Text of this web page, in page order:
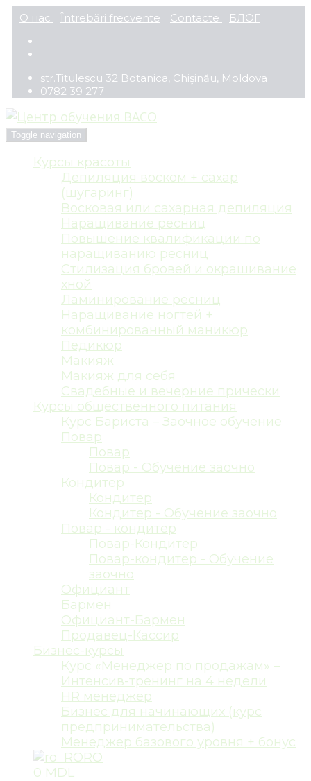
О нас Întrebări frecvente Contacte БЛОГ
str.Titulescu 32 Botanica, Chişinău, Moldova
0782 39 277
Toggle navigation
Курсы красоты
Депиляция воском + сахар
(шугаринг)
Восковая или сахарная депиляция
Наращивание ресниц
Повышение квалификации по
наращиванию ресниц
Стилизация бровей и окрашивание
хной
Ламинирование ресниц
Наращивание ногтей +
комбинированный маникюр
Педикюр
Макияж
Макияж для себя
Свадебные и вечерние прически
Курсы общественного питания
Курс Бариста – Заочное обучение
Повар
Повар
Повар - Обучение заочно
Кондитер
Кондитер
Кондитер - Обучение заочно
Повар - кондитер
Повар-Кондитер
Повар-кондитер - Обучение
заочно
Официант
Бармен
Официант-Бармен
Продавец-Кассир
Бизнес-курсы
Курс «Менеджер по продажам» –
Интенсив-тренинг на 4 недели
HR менеджер
Бизнес для начинающих (курс
предпринимательства)
Менеджер базового уровня + бонус
RO
0 MDL